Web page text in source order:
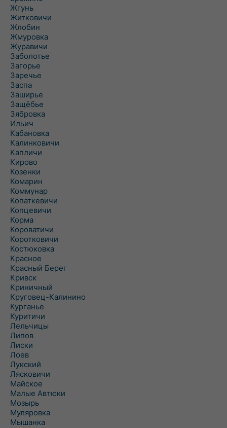
Жгунь
Житковичи
Жлобин
Жмуровка
Журавичи
Заболотье
Загорье
Заречье
Заспа
Заширье
Защёбье
Зябровка
Ильич
Кабановка
Калинковичи
Капличи
Кирово
Козенки
Комарин
Коммунар
Копаткевичи
Копцевичи
Корма
Короватичи
Коротковичи
Костюковка
Красное
Красный Берег
Кривск
Криничный
Круговец-Калинино
Курганье
Куритичи
Лельчицы
Липов
Лиски
Лоев
Лукский
Лясковичи
Майское
Малые Автюки
Мозырь
Муляровка
Мышанка